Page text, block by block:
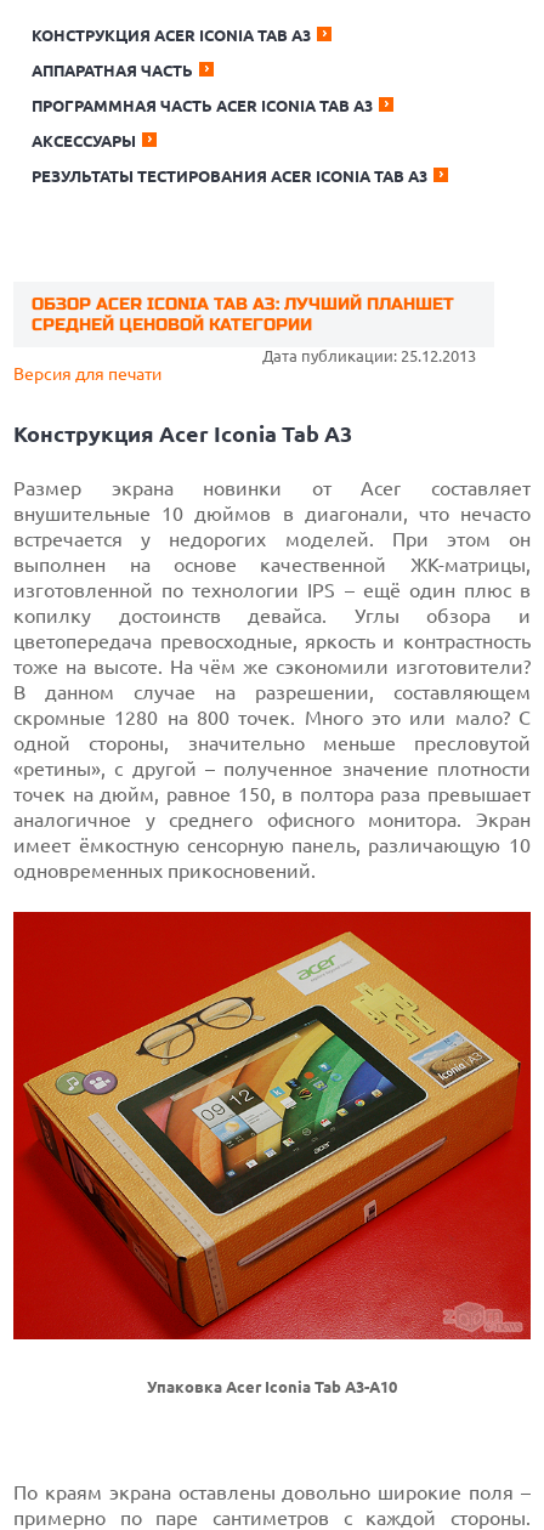
КОНСТРУКЦИЯ ACER ICONIA TAB A3
АППАРАТНАЯ ЧАСТЬ
ПРОГРАММНАЯ ЧАСТЬ ACER ICONIA TAB A3
АКСЕССУАРЫ
РЕЗУЛЬТАТЫ ТЕСТИРОВАНИЯ ACER ICONIA TAB A3
ОБЗОР ACER ICONIA TAB A3: ЛУЧШИЙ ПЛАНШЕТ
СРЕДНЕЙ ЦЕНОВОЙ КАТЕГОРИИ
Дата публикации: 25.12.2013
Версия для печати
Конструкция Acer Iconia Tab A3
Размер экрана новинки от Acer составляет
внушительные 10 дюймов в диагонали, что нечасто
встречается у недорогих моделей. При этом он
выполнен на основе качественной ЖК-матрицы,
изготовленной по технологии IPS – ещё один плюс в
копилку достоинств девайса. Углы обзора и
цветопередача превосходные, яркость и контрастность
тоже на высоте. На чём же сэкономили изготовители?
В данном случае на разрешении, составляющем
скромные 1280 на 800 точек. Много это или мало? С
одной стороны, значительно меньше пресловутой
«ретины», с другой – полученное значение плотности
точек на дюйм, равное 150, в полтора раза превышает
аналогичное у среднего офисного монитора. Экран
имеет ёмкостную сенсорную панель, различающую 10
одновременных прикосновений.
Упаковка Acer Iconia Tab A3-A10
По краям экрана оставлены довольно широкие поля –
примерно по паре сантиметров с каждой стороны.